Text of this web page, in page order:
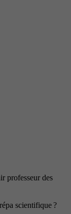
professeur des
scientifique ?